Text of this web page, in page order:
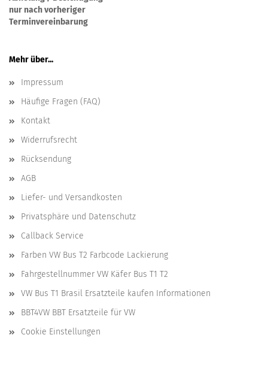
nur nach vorheriger
Terminvereinbarung
Mehr über...
Impressum
Häufige Fragen (FAQ)
Kontakt
Widerrufsrecht
Rücksendung
AGB
Liefer- und Versandkosten
Privatsphäre und Datenschutz
Callback Service
Farben VW Bus T2 Farbcode Lackierung
Fahrgestellnummer VW Käfer Bus T1 T2
VW Bus T1 Brasil Ersatzteile kaufen Informationen
BBT4VW BBT Ersatzteile für VW
Cookie Einstellungen